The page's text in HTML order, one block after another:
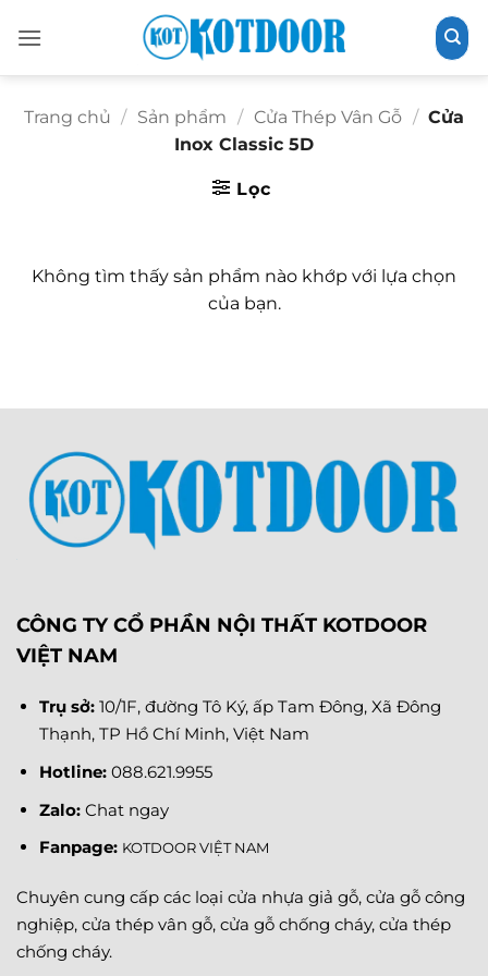
qua
Trang chủ / Sản phẩm / Cửa Thép Vân Gỗ / Cửa
Inox Classic 5D
Lọc
Không tìm thấy sản phẩm nào khớp với lựa chọn
của bạn.
CÔNG TY CỔ PHẦN NỘI THẤT KOTDOOR
VIỆT NAM
Trụ sở: 10/1F, đường Tô Ký, ấp Tam Đông, Xã Đông
Thạnh, TP Hồ Chí Minh, Việt Nam
Hotline: 088.621.9955
Zalo: Chat ngay
Fanpage: KOTDOOR VIỆT NAM
Chuyên cung cấp các loại cửa nhựa giả gỗ, cửa gỗ công
nghiệp, cửa thép vân gỗ, cửa gỗ chống cháy, cửa thép
chống cháy.